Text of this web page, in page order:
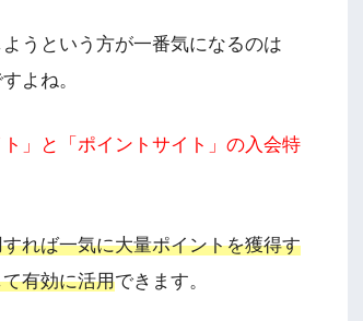
うという方が一番気になるのは
よね。
」と「ポイントサイト」の入会特
れば一気に大量ポイントを獲得す
有効に活用できます。